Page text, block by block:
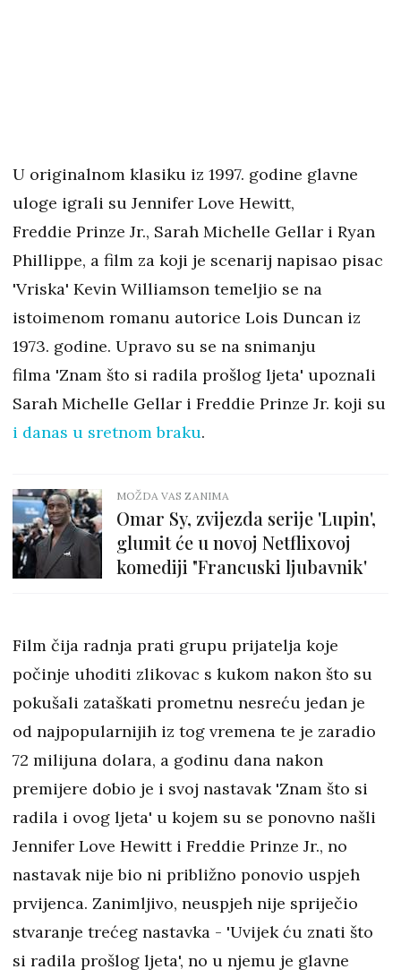
U originalnom klasiku iz 1997. godine glavne
uloge igrali su Jennifer Love Hewitt,
Freddie Prinze Jr., Sarah Michelle Gellar i Ryan
Phillippe, a film za koji je scenarij napisao pisac
'Vriska' Kevin Williamson temeljio se na
istoimenom romanu autorice Lois Duncan iz
1973. godine. Upravo su se na snimanju
filma 'Znam što si radila prošlog ljeta' upoznali
Sarah Michelle Gellar i Freddie Prinze Jr. koji su
i danas u sretnom braku.
MOŽDA VAS ZANIMA
Omar Sy, zvijezda serije 'Lupin',
glumit će u novoj Netflixovoj
komediji "Francuski ljubavnik'
Film čija radnja prati grupu prijatelja koje
počinje uhoditi zlikovac s kukom nakon što su
pokušali zataškati prometnu nesreću jedan je
od najpopularnijih iz tog vremena te je zaradio
72 milijuna dolara, a godinu dana nakon
premijere dobio je i svoj nastavak 'Znam što si
radila i ovog ljeta' u kojem su se ponovno našli
Jennifer Love Hewitt i Freddie Prinze Jr., no
nastavak nije bio ni približno ponovio uspjeh
prvijenca. Zanimljivo, neuspjeh nije spriječio
stvaranje trećeg nastavka - 'Uvijek ću znati što
si radila prošlog ljeta', no u njemu je glavne